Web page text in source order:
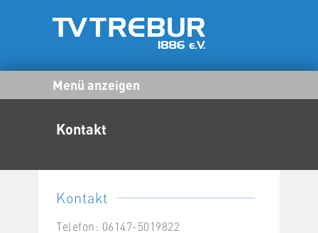
Menü anzeigen
Kontakt
Kontakt
Telefon: 06147-5019822